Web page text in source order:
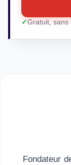
Gratuit, sans
Fondateur